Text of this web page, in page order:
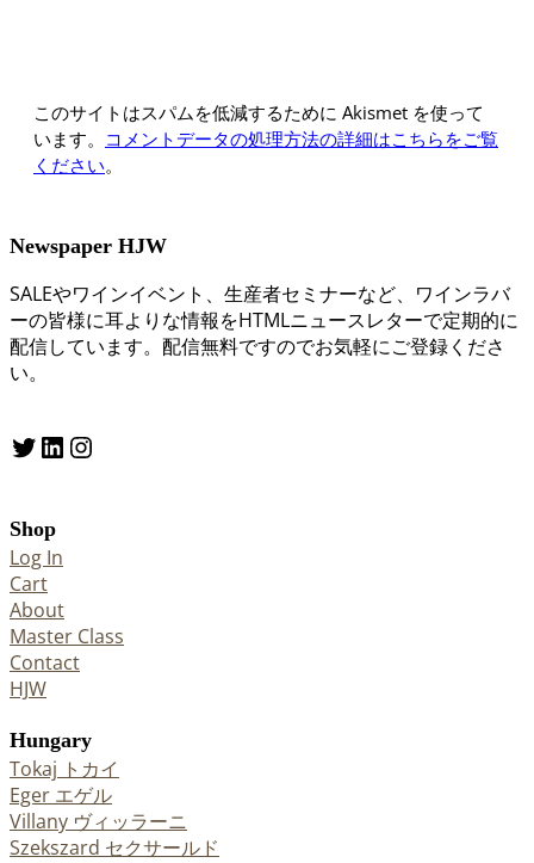
このサイトはスパムを低減するために Akismet を使って
います。 コメントデータの処理方法の詳細はこちらをご覧
ください。
Newspaper HJW
SALEやワインイベント、生産者セミナーなど、ワインラバ
ーの皆様に耳よりな情報をHTMLニュースレターで定期的に
配信しています。配信無料ですのでお気軽にご登録くださ
い。
Twitter LinkedIn Instagram
Shop
Log In
Cart
About
Master Class
Contact
HJW
Hungary
Tokaj トカイ
Eger エゲル
Villany ヴィッラーニ
Szekszard セクサールド